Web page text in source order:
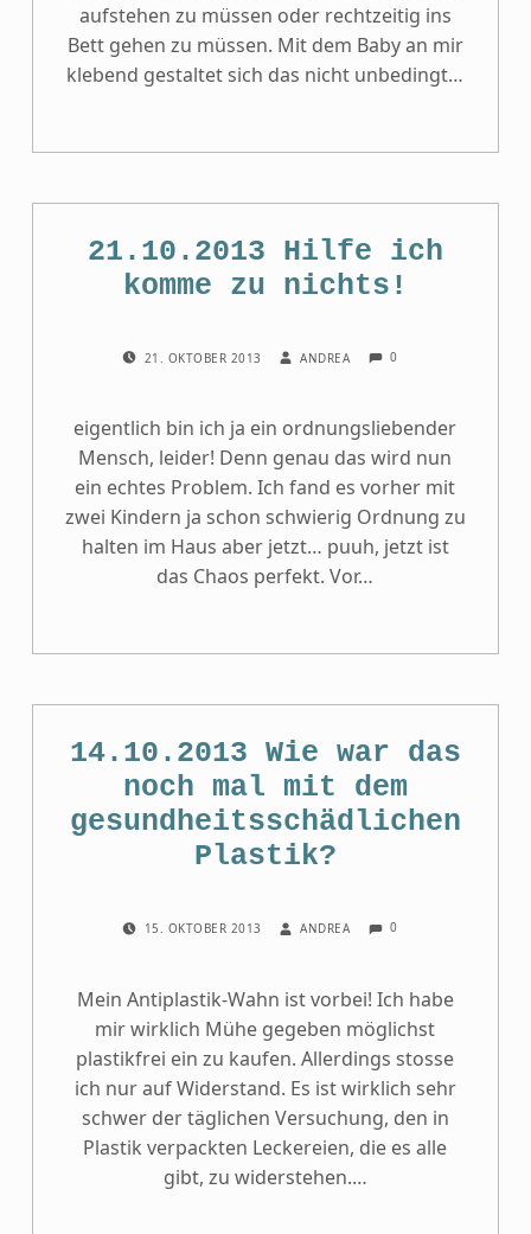
aufstehen zu müssen oder rechtzeitig ins
Bett gehen zu müssen. Mit dem Baby an mir
klebend gestaltet sich das nicht unbedingt…
21.10.2013 Hilfe ich
komme zu nichts!
21. OKTOBER 2013 ANDREA 0
eigentlich bin ich ja ein ordnungsliebender
Mensch, leider! Denn genau das wird nun
ein echtes Problem. Ich fand es vorher mit
zwei Kindern ja schon schwierig Ordnung zu
halten im Haus aber jetzt… puuh, jetzt ist
das Chaos perfekt. Vor…
14.10.2013 Wie war das
noch mal mit dem
gesundheitsschädlichen
Plastik?
15. OKTOBER 2013 ANDREA 0
Mein Antiplastik-Wahn ist vorbei! Ich habe
mir wirklich Mühe gegeben möglichst
plastikfrei ein zu kaufen. Allerdings stosse
ich nur auf Widerstand. Es ist wirklich sehr
schwer der täglichen Versuchung, den in
Plastik verpackten Leckereien, die es alle
gibt, zu widerstehen.…